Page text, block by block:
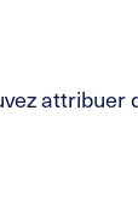
attribuer